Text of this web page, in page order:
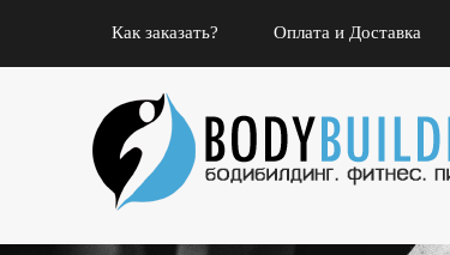
Как заказать? Оплата и Доставка